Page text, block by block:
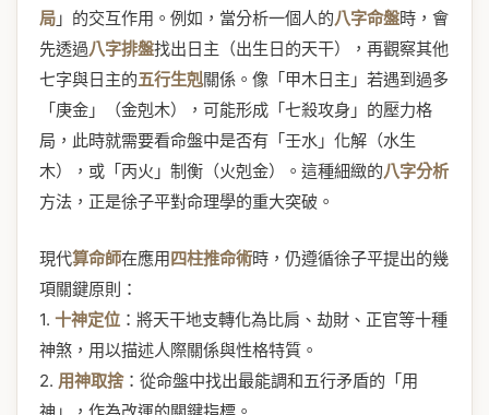
局 」的交互作用。例如，當分析一個人的八字命盤時，會
先透過八字排盤找出日主（出生日的天干），再觀察其他
七字與日主的五行生剋關係。像「甲木日主」若遇到過多
「庚金」（金剋木），可能形成「七殺攻身」的壓力格
局，此時就需要看命盤中是否有「壬水」化解（水生
木），或「丙火」制衡（火剋金）。這種細緻的八字分析
方法，正是徐子平對命理學的重大突破。
現代算命師在應用四柱推命術時，仍遵循徐子平提出的幾
項關鍵原則：
1. 十神定位 ：將天干地支轉化為比肩、劫財、正官等十種
神煞，用以描述人際關係與性格特質。
2. 用神取捨：從命盤中找出最能調和五行矛盾的「用